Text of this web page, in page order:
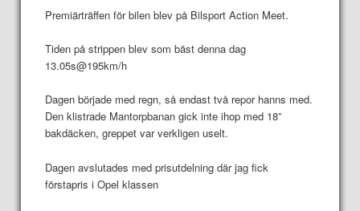
Premiärträffen för bilen blev på Bilsport Action Meet.
Tiden på strippen blev som bäst denna dag
13.05s@195km/h
Dagen började med regn, så endast två repor hanns med.
Den klistrade Mantorpbanan gick inte ihop med 18”
bakdäcken, greppet var verkligen uselt.
Dagen avslutades med prisutdelning där jag fick
förstapris i Opel klassen